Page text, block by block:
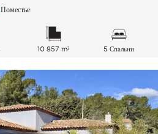
Поместье
10 857 m² 5 Спальни